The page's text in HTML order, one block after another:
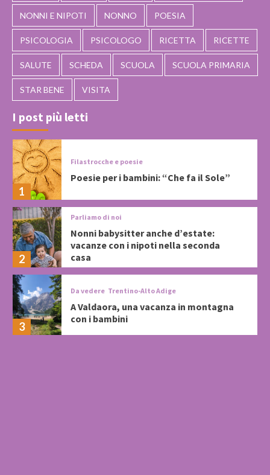
NONNI E NIPOTI NONNO POESIA
PSICOLOGIA PSICOLOGO RICETTA RICETTE
SALUTE SCHEDA SCUOLA SCUOLA PRIMARIA
STAR BENE VISITA
I post più letti
1
Filastrocche e poesie
Poesie per i bambini: “Che fa il Sole”
2
Parliamo di noi
Nonni babysitter anche d’estate:
vacanze con i nipoti nella seconda
casa
3
Da vedere Trentino-Alto Adige
A Valdaora, una vacanza in montagna
con i bambini